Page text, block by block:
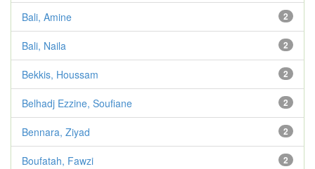
2
Bali, Amine
2
Bali, Naila
2
Bekkis, Houssam
2
Belhadj Ezzine, Soufiane
2
Bennara, Ziyad
2
Boufatah, Fawzi